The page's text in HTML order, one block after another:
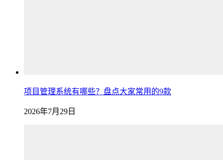
项目管理系统有哪些？盘点大家常用的9款
2026年7月29日